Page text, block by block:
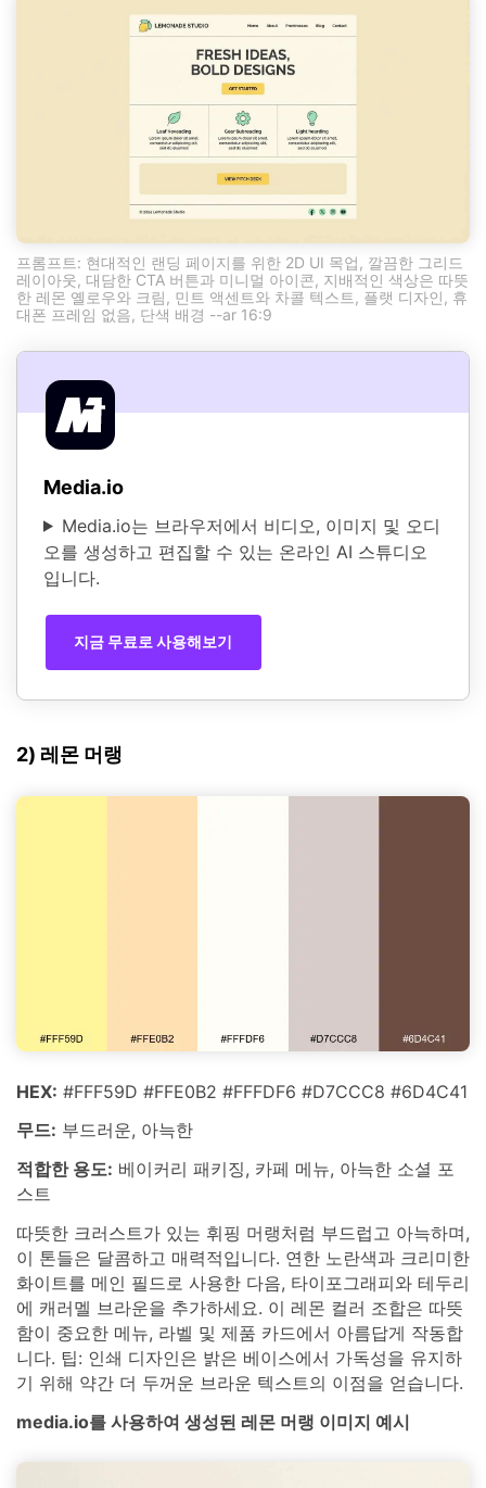
프롬프트: 현대적인 랜딩 페이지를 위한 2D UI 목업, 깔끔한 그리드
레이아웃, 대담한 CTA 버튼과 미니멀 아이콘, 지배적인 색상은 따뜻
한 레몬 옐로우와 크림, 민트 액센트와 차콜 텍스트, 플랫 디자인, 휴
대폰 프레임 없음, 단색 배경 --ar 16:9
Media.io
Media.io는 브라우저에서 비디오, 이미지 및 오디
오를 생성하고 편집할 수 있는 온라인 AI 스튜디오
입니다.
지금 무료로 사용해보기
2) 레몬 머랭
HEX: #FFF59D #FFE0B2 #FFFDF6 #D7CCC8 #6D4C41
무드: 부드러운, 아늑한
적합한 용도: 베이커리 패키징, 카페 메뉴, 아늑한 소셜 포
스트
따뜻한 크러스트가 있는 휘핑 머랭처럼 부드럽고 아늑하며,
이 톤들은 달콤하고 매력적입니다. 연한 노란색과 크리미한
화이트를 메인 필드로 사용한 다음, 타이포그래피와 테두리
에 캐러멜 브라운을 추가하세요. 이 레몬 컬러 조합은 따뜻
함이 중요한 메뉴, 라벨 및 제품 카드에서 아름답게 작동합
니다. 팁: 인쇄 디자인은 밝은 베이스에서 가독성을 유지하
기 위해 약간 더 두꺼운 브라운 텍스트의 이점을 얻습니다.
media.io를 사용하여 생성된 레몬 머랭 이미지 예시